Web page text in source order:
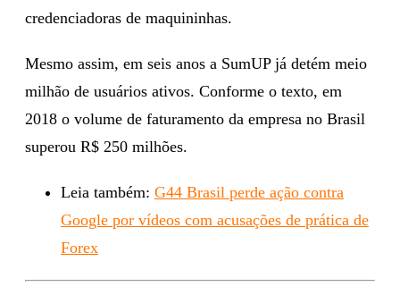
credenciadoras de maquininhas.
Mesmo assim, em seis anos a SumUP já detém meio
milhão de usuários ativos. Conforme o texto, em
2018 o volume de faturamento da empresa no Brasil
superou R$ 250 milhões.
Leia também: G44 Brasil perde ação contra
Google por vídeos com acusações de prática de
Forex